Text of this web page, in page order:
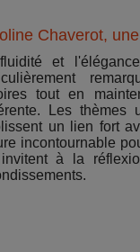
Chaverot,
et
tout en
Les thèmes
un lien fort
incontournable
à la